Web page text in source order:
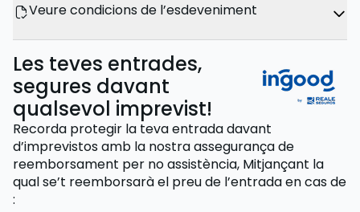
Veure condicions de l’esdeveniment
Les teves entrades,
segures davant
qualsevol imprevist!
Recorda protegir la teva entrada davant
d’imprevistos amb la nostra assegurança de
reemborsament per no assistència, Mitjançant la
qual se’t reemborsarà el preu de l’entradaen cas de
: